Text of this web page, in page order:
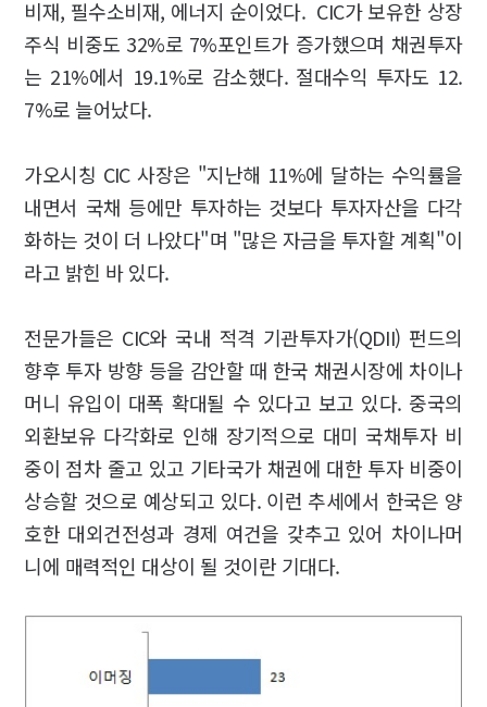
비재, 필수소비재, 에너지 순이었다. CIC가 보유한 상장
주식 비중도 32%로 7%포인트가 증가했으며 채권투자
는 21%에서 19.1%로 감소했다. 절대수익 투자도 12.
7%로 늘어났다.
가오시칭 CIC 사장은 "지난해 11%에 달하는 수익률을
내면서 국채 등에만 투자하는 것보다 투자자산을 다각
화하는 것이 더 나았다"며 "많은 자금을 투자할 계획"이
라고 밝힌 바 있다.
전문가들은 CIC와 국내 적격 기관투자가(QDII) 펀드의
향후 투자 방향 등을 감안할 때 한국 채권시장에 차이나
머니 유입이 대폭 확대될 수 있다고 보고 있다. 중국의
외환보유 다각화로 인해 장기적으로 대미 국채투자 비
중이 점차 줄고 있고 기타국가 채권에 대한 투자 비중이
상승할 것으로 예상되고 있다. 이런 추세에서 한국은 양
호한 대외건전성과 경제 여건을 갖추고 있어 차이나머
니에 매력적인 대상이 될 것이란 기대다.